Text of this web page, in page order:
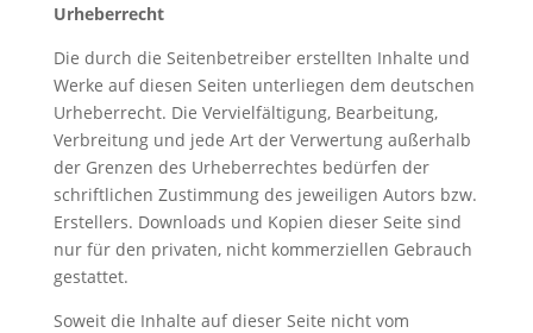
Urheberrecht
Die durch die Seitenbetreiber erstellten Inhalte und
Werke auf diesen Seiten unterliegen dem deutschen
Urheberrecht. Die Vervielfältigung, Bearbeitung,
Verbreitung und jede Art der Verwertung außerhalb
der Grenzen des Urheberrechtes bedürfen der
schriftlichen Zustimmung des jeweiligen Autors bzw.
Erstellers. Downloads und Kopien dieser Seite sind
nur für den privaten, nicht kommerziellen Gebrauch
gestattet.
Soweit die Inhalte auf dieser Seite nicht vom